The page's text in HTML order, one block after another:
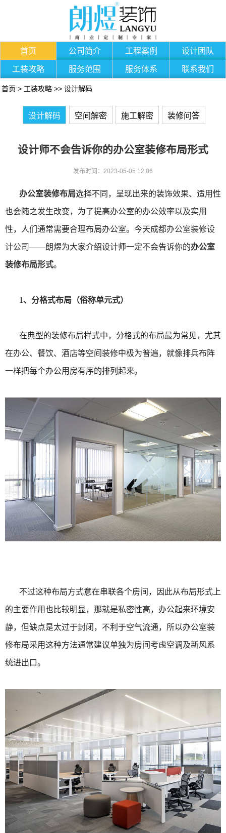
首页 公司简介 工程案例 设计团队
工装攻略 服务范围 服务体系 联系我们
首页 > 工装攻略 >> 设计解码
设计解码 空间解密 施工解密 装修问答
设计师不会告诉你的办公室装修布局形式
发布时间：2023-05-05 12:06
办公室装修布局选择不同，呈现出来的装饰效果、适用性
也会随之发生改变，为了提高办公室的办公效率以及实用
性，人们通常需要合理布局办公室。今天成都办公室装修设
计公司——朗煜为大家介绍设计师一定不会告诉你的办公室
装修布局形式。
1、分格式布局（俗称单元式）
在典型的装修布局样式中，分格式的布局最为常见，尤其
在办公、餐饮、酒店等空间装修中极为普遍，就像排兵布阵
一样把每个办公用房有序的排列起来。
不过这种布局方式意在串联各个房间，因此从布局形式上
的主要作用也比较明显，那就是私密性高，办公起来环境安
静，但缺点是太过于封闭，不利于空气流通，所以办公室装
修布局采用这种方法通常建议单独为房间考虑空调及新风系
统进出口。